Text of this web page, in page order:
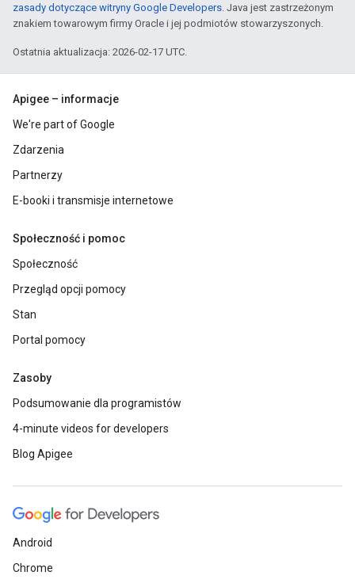
zasady dotyczące witryny Google Developers . Java jest zastrzeżonym
znakiem towarowym firmy Oracle i jej podmiotów stowarzyszonych.
Ostatnia aktualizacja: 2026-02-17 UTC.
Apigee – informacje
We're part of Google
Zdarzenia
Partnerzy
E-booki i transmisje internetowe
Społeczność i pomoc
Społeczność
Przegląd opcji pomocy
Stan
Portal pomocy
Zasoby
Podsumowanie dla programistów
4-minute videos for developers
Blog Apigee
Android
Chrome